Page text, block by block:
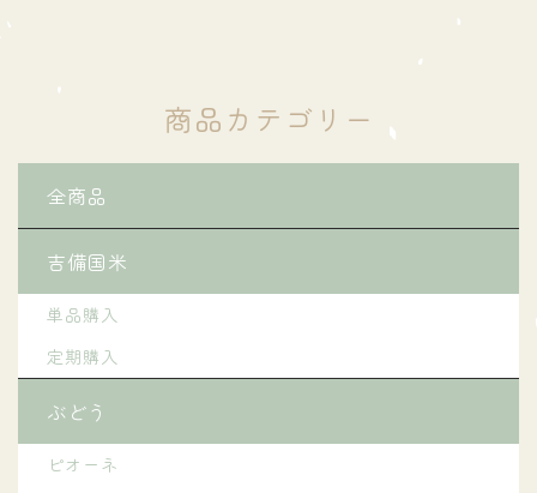
商品カテゴリー
全商品
吉備国米
単品購入
定期購入
ぶどう
ピオーネ